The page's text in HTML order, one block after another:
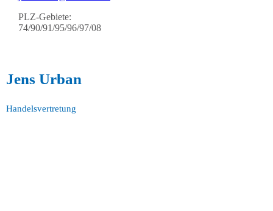
PLZ-Gebiete:
74/90/91/95/96/97/08
Jens Urban
Handelsvertretung